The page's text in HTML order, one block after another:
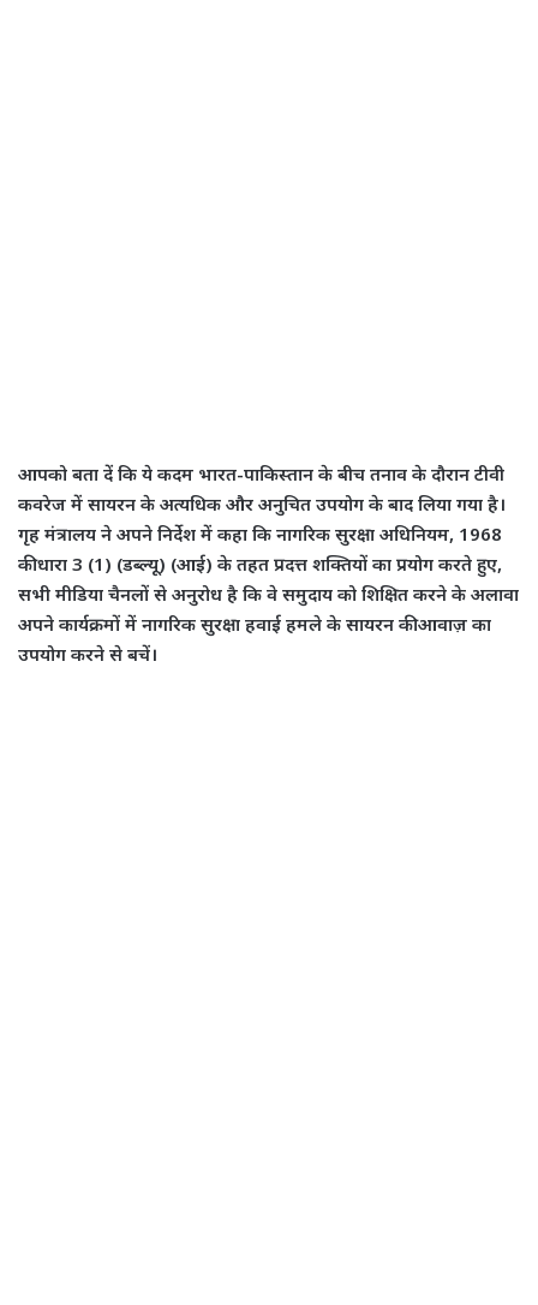
आपको बता दें कि ये कदम भारत-पाकिस्तान के बीच तनाव के दौरान टीवी
कवरेज में सायरन के अत्यधिक और अनुचित उपयोग के बाद लिया गया है।
गृह मंत्रालय ने अपने निर्देश में कहा कि नागरिक सुरक्षा अधिनियम, 1968
की धारा 3 (1) (डब्ल्यू) (आई) के तहत प्रदत्त शक्तियों का प्रयोग करते हुए,
सभी मीडिया चैनलों से अनुरोध है कि वे समुदाय को शिक्षित करने के अलावा
अपने कार्यक्रमों में नागरिक सुरक्षा हवाई हमले के सायरन की आवाज़ का
उपयोग करने से बचें।